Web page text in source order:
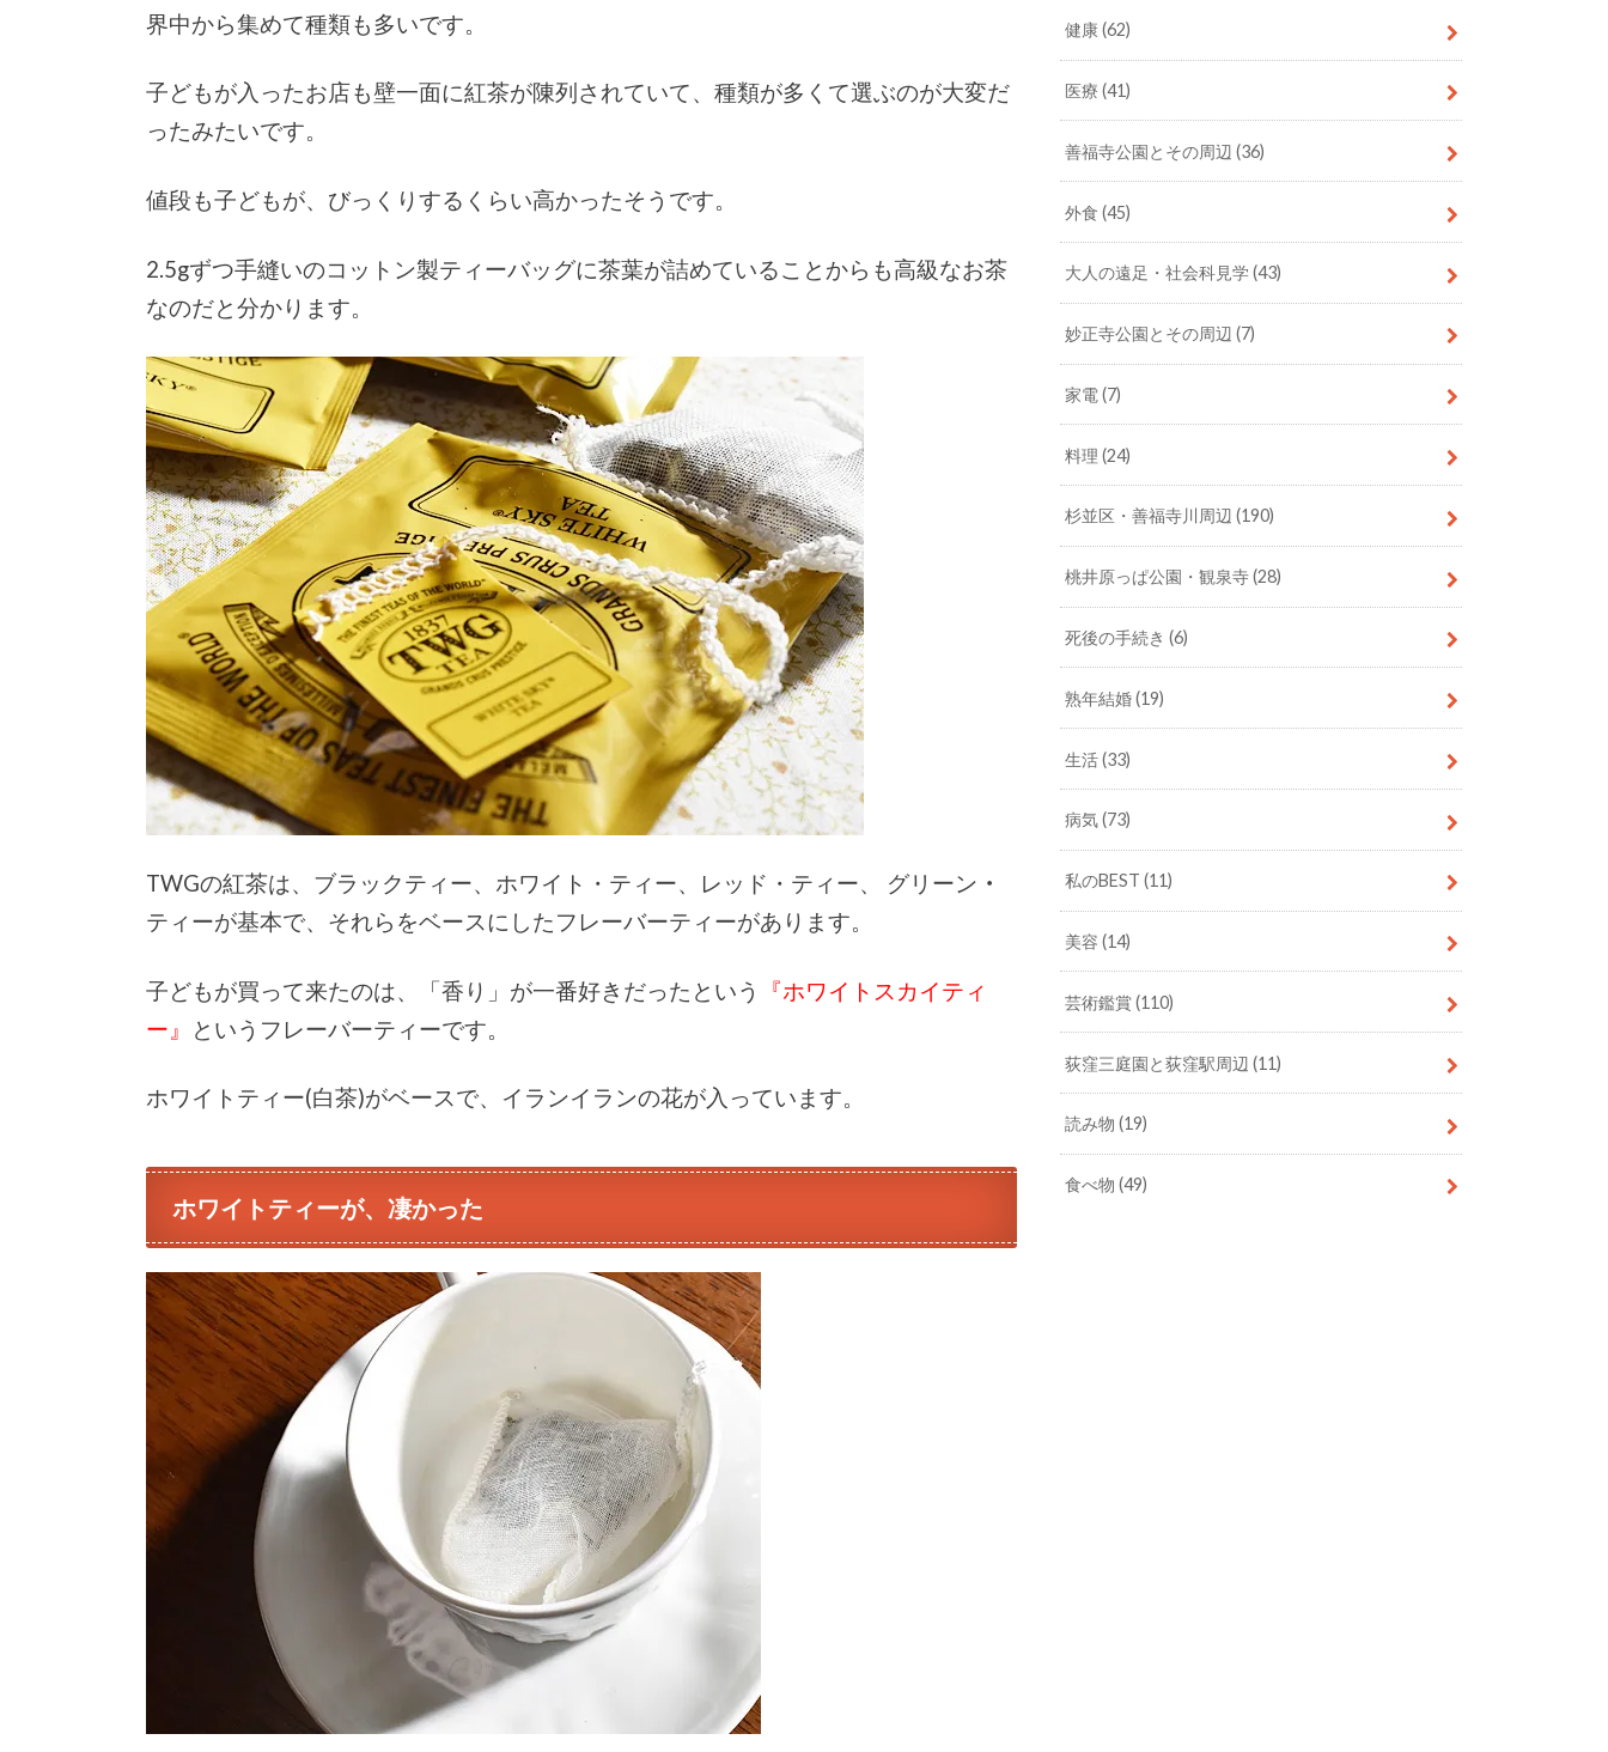
界中から集めて種類も多いです。
子どもが入ったお店も壁一面に紅茶が陳列されていて、種類が多くて選ぶのが大変だ
ったみたいです。
値段も子どもが、びっくりするくらい高かったそうです。
2.5gずつ手縫いのコットン製ティーバッグに茶葉が詰めていることからも高級なお茶
なのだと分かります。
TWGの紅茶は、ブラックティー、ホワイト・ティー、レッド・ティー、 グリーン ・
ティーが基本で、それらをベースにしたフレーバーティーがあります。
子どもが買って来たのは、「香り」が一番好きだったという
『ホワイトスカイティ
ー』
というフレーバーティーです。
ホワイトティー(白茶)がベースで、イランイランの花が入っています。
ホワイトティーが、凄かった
健康(62)
医療(41)
善福寺公園とその周辺(36)
外食(45)
大人の遠足・社会科見学(43)
妙正寺公園とその周辺(7)
家電(7)
料理(24)
杉並区・善福寺川周辺(190)
桃井原っぱ公園・観泉寺(28)
死後の手続き(6)
熟年結婚(19)
生活(33)
病気(73)
私のBEST(11)
美容(14)
芸術鑑賞(110)
荻窪三庭園と荻窪駅周辺(11)
読み物(19)
食べ物(49)